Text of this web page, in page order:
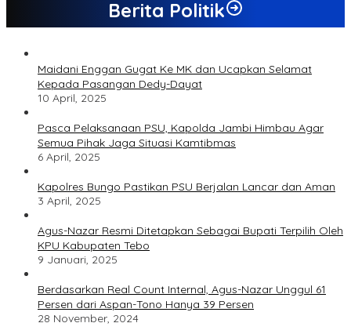
Berita Politik
Maidani Enggan Gugat Ke MK dan Ucapkan Selamat
Kepada Pasangan Dedy-Dayat
10 April, 2025
Pasca Pelaksanaan PSU, Kapolda Jambi Himbau Agar
Semua Pihak Jaga Situasi Kamtibmas
6 April, 2025
Kapolres Bungo Pastikan PSU Berjalan Lancar dan Aman
3 April, 2025
Agus-Nazar Resmi Ditetapkan Sebagai Bupati Terpilih Oleh
KPU Kabupaten Tebo
9 Januari, 2025
Berdasarkan Real Count Internal, Agus-Nazar Unggul 61
Persen dari Aspan-Tono Hanya 39 Persen
28 November, 2024